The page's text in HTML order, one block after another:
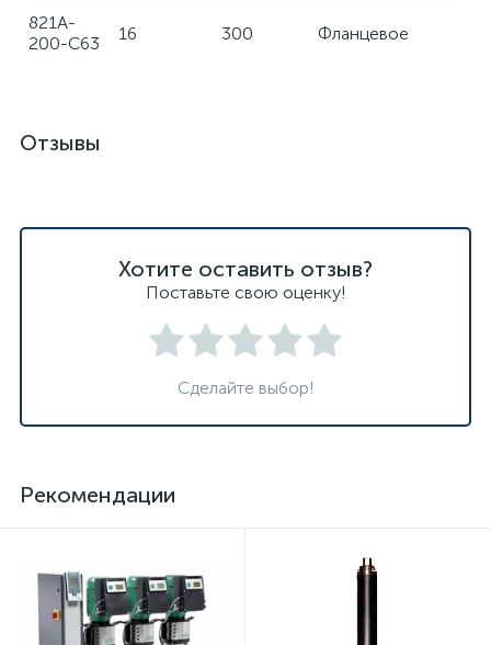
821A-
200-C63
16 300 Фланцевое
Отзывы
Хотите оставить отзыв?
Поставьте свою оценку!
Сделайте выбор!
Рекомендации